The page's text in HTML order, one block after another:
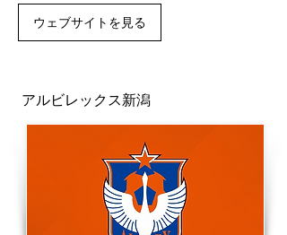
ウェブサイトを見る
アルビレックス新潟